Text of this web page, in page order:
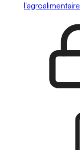
l'agroalimentaire